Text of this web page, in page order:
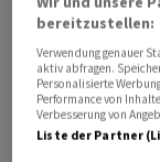
Voraussetzung
Luftraum
nicht mehr in
aufzubauen.
bereitzustellen:
Verwendung genauer
aktiv abfragen.
Personalisierte
Performance von
Verbesserung von
Liste der Partner